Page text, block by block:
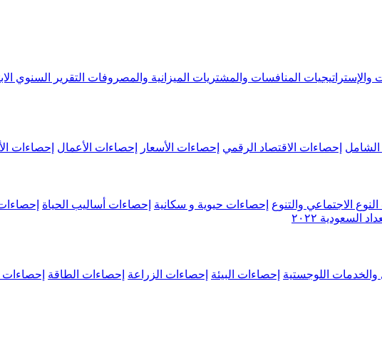
والإستراتيجيات المنافسات والمشتريات الميزانية والمصروفات التقرير السنوي
الشامل إحصاءات الاقتصاد الرقمي إحصاءات الأسعار إحصاءات الأعمال إحصاءات
الاجتماعي والتنوع إحصاءات حيوية و سكانية إحصاءات أساليب الحياة
السعودية ٢٠٢٢
والخدمات اللوجستية إحصاءات البيئة إحصاءات الزراعة إحصاءات الطاقة إحصاءات